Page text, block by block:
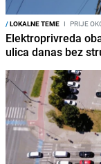
/LOKALNE TEME I PRIJE
Elektroprivreda
ulica danas bez